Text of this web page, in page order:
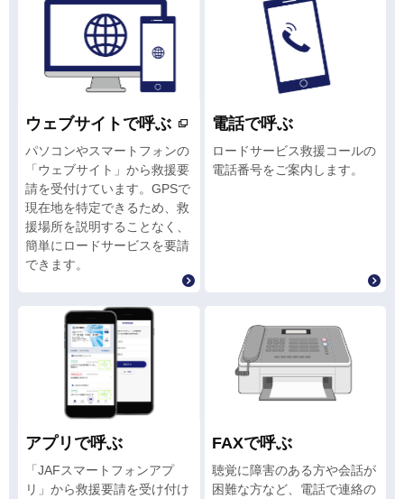
ウェブサイトで呼ぶ
パソコンやスマートフォンの
「ウェブサイト」から救援要
請を受付けています。GPSで
現在地を特定できるため、救
援場所を説明することなく、
簡単にロードサービスを要請
できます。
電話で呼ぶ
ロードサービス救援コールの
電話番号をご案内します。
アプリで呼ぶ
「JAFスマートフォンアプ
リ」から救援要請を受け付け
FAXで呼ぶ
聴覚に障害のある方や会話が
困難な方など、電話で連絡の